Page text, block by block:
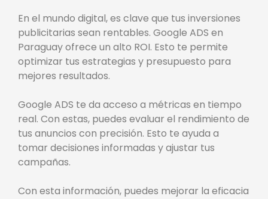
En el mundo digital, es clave que tus inversiones
publicitarias sean rentables. Google ADS en
Paraguay ofrece un alto ROI. Esto te permite
optimizar tus estrategias y presupuesto para
mejores resultados.
Google ADS te da acceso a métricas en tiempo
real. Con estas, puedes evaluar el rendimiento de
tus anuncios con precisión. Esto te ayuda a
tomar decisiones informadas y ajustar tus
campañas.
Con esta información, puedes mejorar la eficacia